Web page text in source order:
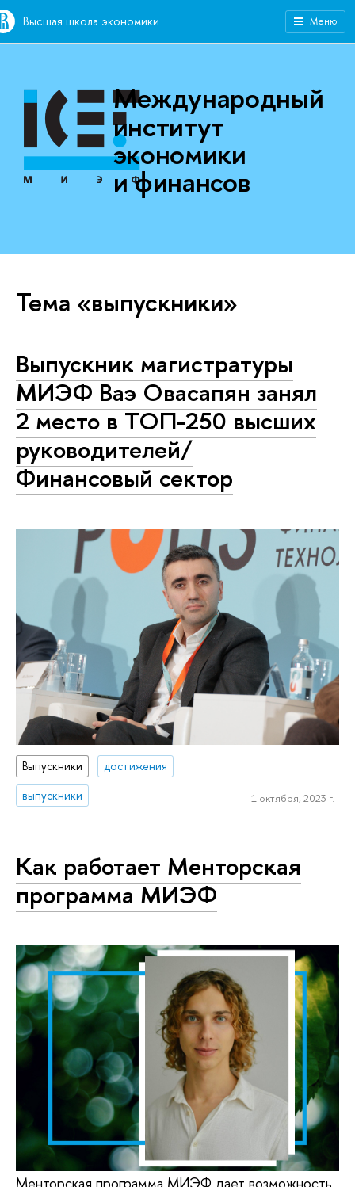
Высшая школа экономики Меню
Международный
институт
экономики
и финансов
Тема «выпускники»
Выпускник магистратуры
МИЭФ Ваэ Овасапян занял
2 место в ТОП-250 высших
руководителей/
Финансовый сектор
Выпускники
достижения
выпускники
1 октября, 2023 г.
Как работает Менторская
программа МИЭФ